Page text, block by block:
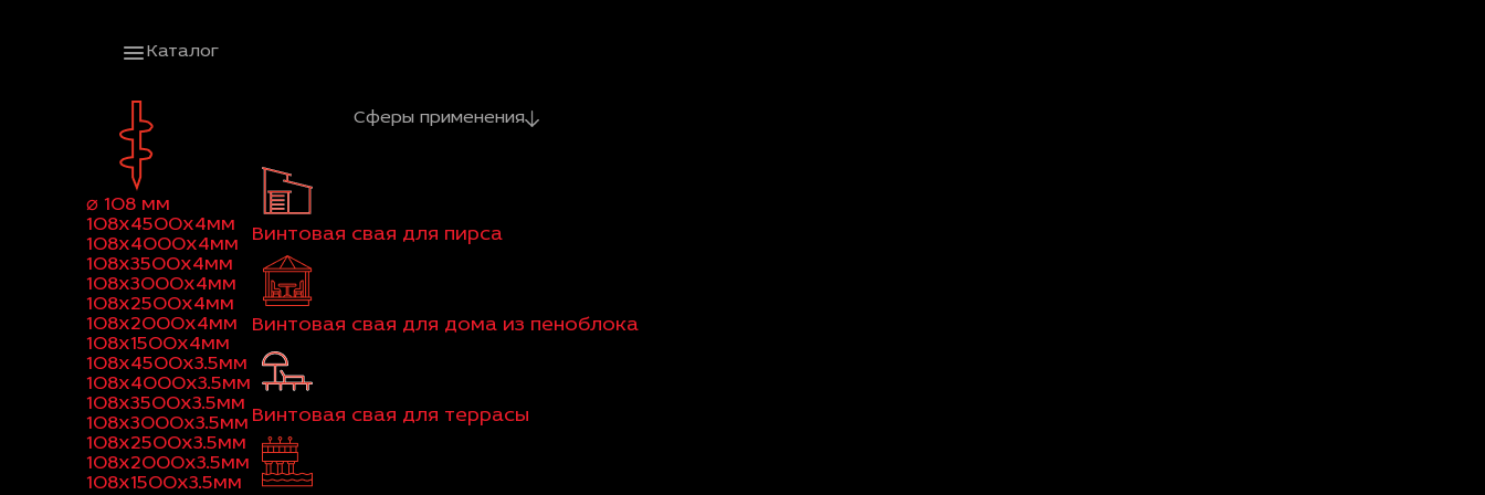
Каталог
⌀ 108 мм
108x4500x4мм
108x4000x4мм
108x3500x4мм
108x3000x4мм
108x2500x4мм
108x2000x4мм
108x1500x4мм
108x4500x3.5мм
108x4000x3.5мм
108x3500x3.5мм
108x3000x3.5мм
108x2500x3.5мм
108x2000x3.5мм
108x1500x3.5мм
Сферы применения
Винтовая свая для пирса
Винтовая свая для дома из пеноблока
Винтовая свая для террасы